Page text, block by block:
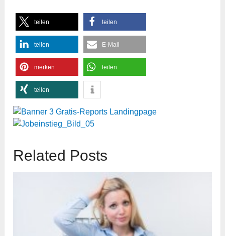
teilen teilen
teilen E-Mail
merken teilen
teilen
Related Posts